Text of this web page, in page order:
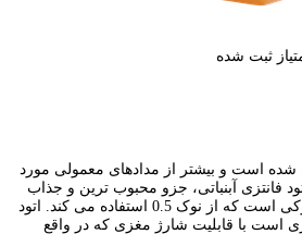
ثبت شده
شده است و بیشتر از مدادهای معمولی مورد
فانتزی آبنباتی، جزو محبوب ترین و جذاب
ترین مدل های اتود یا مداد نوکی است که از نوک 0.5 استفاده می کند. اتود
است با قابلیت شارژ مغزی که در واقع